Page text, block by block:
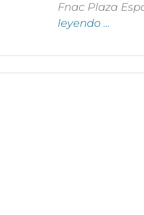
Fnac Plaza
leyendo …